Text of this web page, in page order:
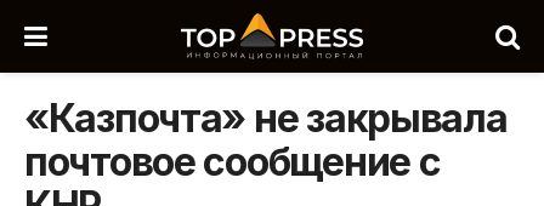
«Казпочта» не закрывала
почтовое сообщение с